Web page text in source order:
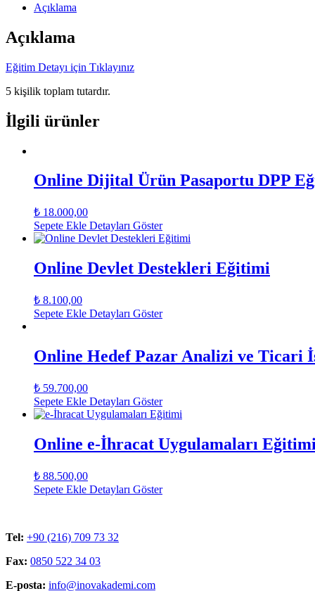
Açıklama
Açıklama
Eğitim Detayı için Tıklayınız
5 kişilik toplam tutardır.
İlgili ürünler
Online Dijital Ürün Pasaportu DPP
₺ 18.000,00
Sepete Ekle Detayları Göster
Online Devlet Destekleri Eğitimi
₺ 8.100,00
Sepete Ekle Detayları Göster
Online Hedef Pazar Analizi ve Ticari
₺ 59.700,00
Sepete Ekle Detayları Göster
Online e-İhracat Uygulamaları
₺ 88.500,00
Sepete Ekle Detayları Göster
Tel: +90 (216) 709 73 32
Fax: 0850 522 34 03
E-posta: info@inovakademi.com